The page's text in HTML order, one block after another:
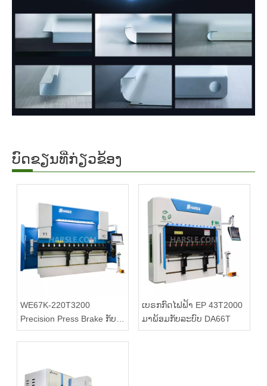
ບົດຂຽນທີ່ກ່ຽວຂ້ອງ
WE67K-220T3200
Precision Press Brake ກັບ
ການຄວບຄຸມ DELEM DA69S
ເບຣກກົດໄຟຟ້າ EP 43T2000
ມາພ້ອມກັບລະບົບ DA66T